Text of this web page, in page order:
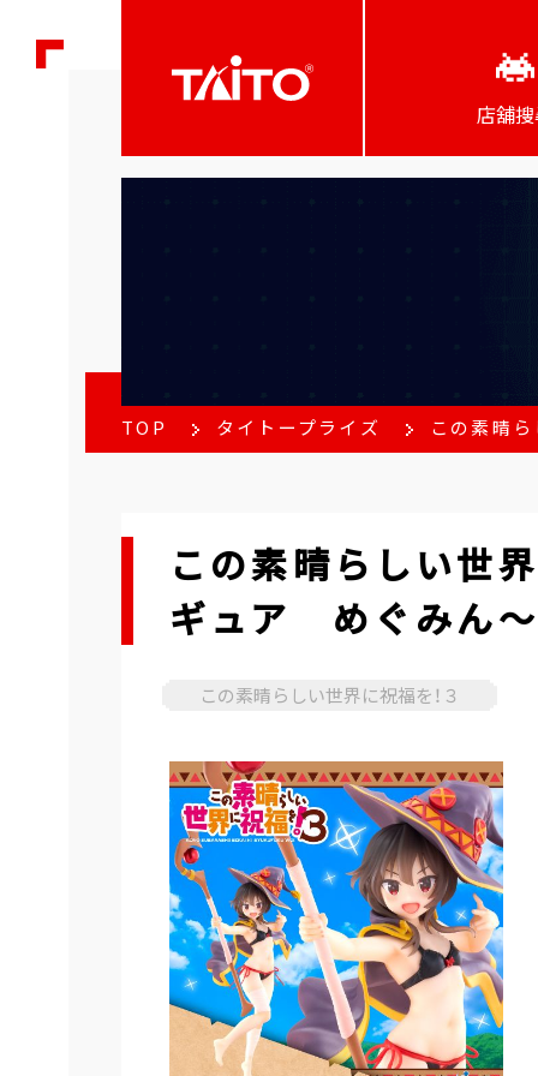
店舖
TOP タイトープライズ この素晴
この素晴らしい世
ギュア めぐみん
この素晴らしい世界に祝福を！３